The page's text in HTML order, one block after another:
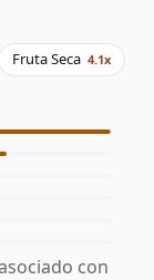
Fruta Seca 4.1x
con